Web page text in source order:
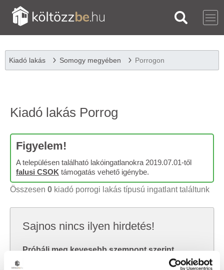
Kiadó lakás Somogy megyében Porrogon
Kiadó lakás Porrog
Figyelem!
A településen található lakóingatlanokra 2019.07.01-től
falusi CSOK támogatás vehető igénybe.
Összesen 0 kiadó porrogi lakás típusú ingatlant találtunk
Sajnos nincs ilyen hirdetés!
Próbálj meg kevesebb szempont szerint
keresni, hátha akkor megtalálod, amit keresel.